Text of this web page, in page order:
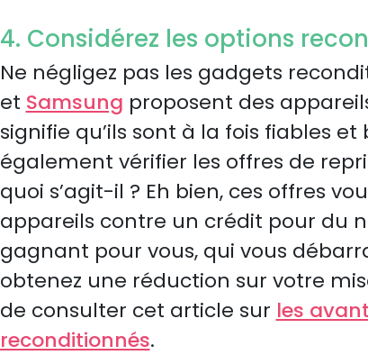
4. Considérez les options
Ne négligez pas les gadgets
et Samsung proposent des
signifie qu’ils sont à la fois fiables
également vérifier les offres de
quoi s’agit-il ? Eh bien, ces offres
appareils contre un crédit pour du
gagnant pour vous, qui vous
obtenez une réduction sur votre
de consulter cet article sur les
reconditionnés.